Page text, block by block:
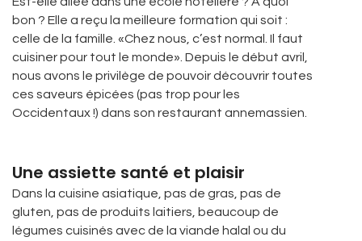
bon ? Elle a reçu la meilleure formation qui soit :
celle de la famille. «Chez nous, c’est normal. Il faut
cuisiner pour tout le monde». Depuis le début avril,
nous avons le privilège de pouvoir découvrir toutes
ces saveurs épicées (pas trop pour les
Occidentaux !) dans son restaurant annemassien.
Une assiette santé et plaisir
Dans la cuisine asiatique, pas de gras, pas de
gluten, pas de produits laitiers, beaucoup de
légumes cuisinés avec de la viande halal ou du